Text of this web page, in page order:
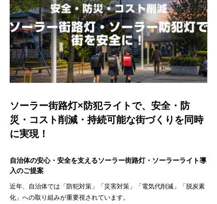
ソーラー街路灯×防犯ライトで、安全・防
災・コスト削減・持続可能な街づくりを同時
に実現！
自治体の安心・安全を支えるソーラー街路灯・ソーラーライト導
入のご提案
近年、自治体では「防犯対策」「災害対策」「電気代削減」「脱炭素
化」への取り組みが重要視されています。